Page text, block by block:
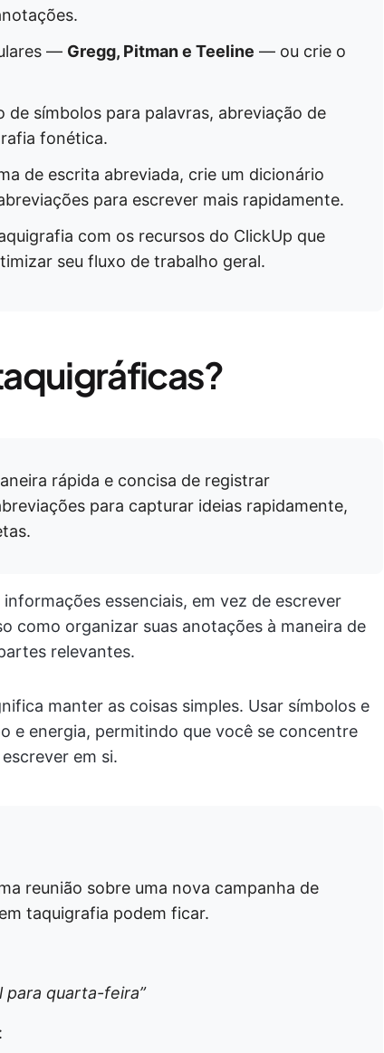
— Gregg, Pitman e Teeline — ou crie o
de símbolos para palavras, abreviação de
fonética.
de escrita abreviada, crie um dicionário
para escrever mais rapidamente.
com os recursos do ClickUp que
seu fluxo de trabalho geral.
rápida e concisa de registrar
para capturar ideias rapidamente,
essenciais, em vez de escrever
como organizar suas anotações à maneira de
relevantes.
manter as coisas simples. Usar símbolos e
e energia, permitindo que você se concentre
em si.
reunião sobre uma nova campanha de
taquigrafia podem ficar.
para quarta-feira”